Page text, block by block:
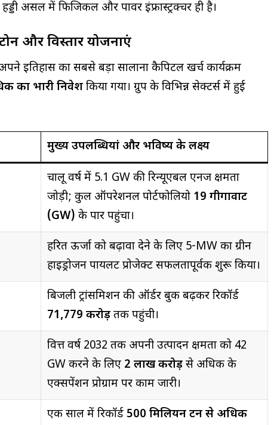
असल में फिजिकल और पावर इंफ्रास्ट्रक्चर ही है।
और विस्तार योजनाएं
अपने इतिहास का सबसे बड़ा सालाना कैपिटल खर्च कार्यक्रम
का भारी निवेशकिया गया। ग्रुप के विभिन्न सेक्टर्स में हुई
मुख्य उपलब्धियां और भविष्य के लक्ष्य
चालू वर्ष में 5.1 GW की रिन्यूएबल एनर्जी क्षमता
जोड़ी; कुल ऑपरेशनल पोर्टफोलियो 19 गीगावाट
(GW) के पार पहुंचा।
हरित ऊर्जा को बढ़ावा देने के लिए 5-MW का ग्रीन
हाइड्रोजन पायलट प्रोजेक्ट सफलतापूर्वक शुरू किया।
बिजली ट्रांसमिशन की ऑर्डर बुक बढ़कर रिकॉर्ड
₹71,779 करोड़तक पहुंची।
वित्त वर्ष 2032 तक अपनी उत्पादन क्षमता को 42
GW करने के लिए ₹2 लाख करोड़से अधिक के
एक्सपेंशन प्रोग्राम पर काम जारी।
एक साल में रिकॉर्ड 500 मिलियन टन से अधिक